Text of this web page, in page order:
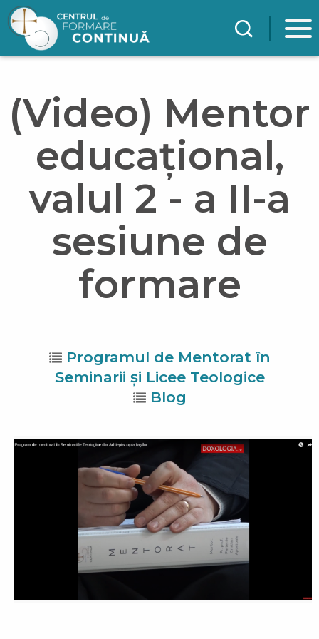
Mergi la conţinutul principal
(Video) Mentor
educațional,
valul 2 - a II-a
sesiune de
formare
Programul de Mentorat în
Seminarii și Licee Teologice
Blog